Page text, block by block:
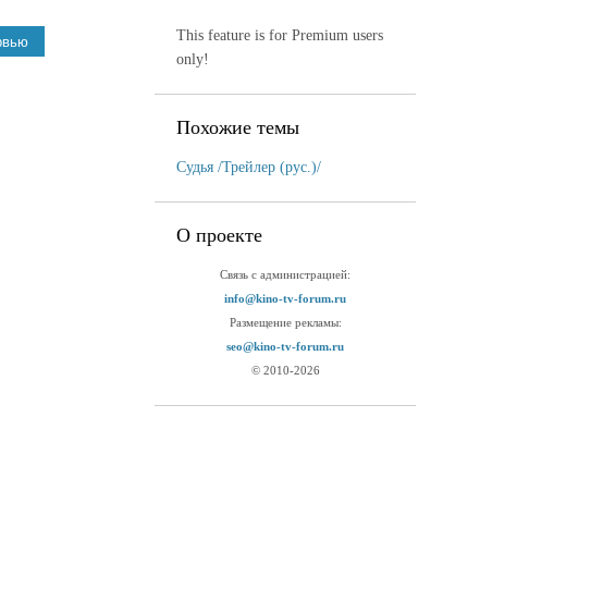
This feature is for Premium users
only!
Похожие темы
Судья /Трейлер (рус.)/
О проекте
Связь с администрацией:
info@kino-tv-forum.ru
Размещение рекламы:
seo@kino-tv-forum.ru
© 2010-2026